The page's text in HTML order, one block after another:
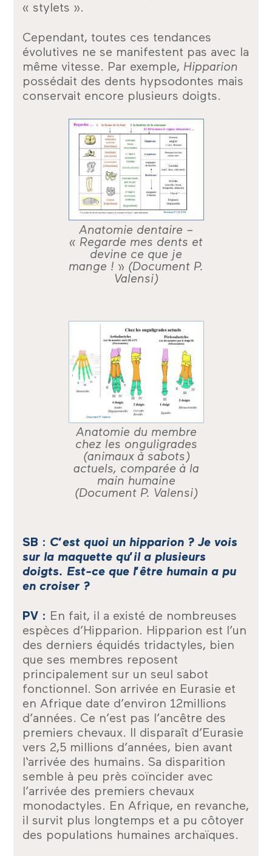
« stylets ».
Cependant, toutes ces tendances
évolutives ne se manifestent pas avec la
même vitesse. Par exemple, Hipparion
possédait des dents hypsodontes mais
conservait encore plusieurs doigts.
Anatomie dentaire –
« Regarde mes dents et
devine ce que je
mange ! » (Document P.
Valensi)
Anatomie du membre
chez les onguligrades
(animaux à sabots)
actuels, comparée à la
main humaine
(Document P. Valensi)
SB : C’est quoi un hipparion ? Je vois
sur la maquette qu’il a plusieurs
doigts. Est-ce que l’être humain a pu
en croiser ?
PV : En fait, il a existé de nombreuses
espèces d’Hipparion. Hipparion est l’un
des derniers équidés tridactyles, bien
que ses membres reposent
principalement sur un seul sabot
fonctionnel. Son arrivée en Eurasie et
en Afrique date d’environ 12millions
d’années. Ce n’est pas l’ancêtre des
premiers chevaux. Il disparaît d’Eurasie
vers 2,5 millions d’années, bien avant
l‘arrivée des humains. Sa disparition
semble à peu près coïncider avec
l’arrivée des premiers chevaux
monodactyles. En Afrique, en revanche,
il survit plus longtemps et a pu côtoyer
des populations humaines archaïques.